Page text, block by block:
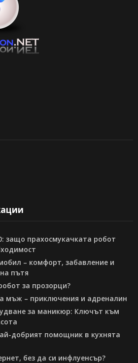
защо прахосмукачката робот
– комфорт, забавление и
пътя
за прозорци?
мъж – приключения и адреналин
за маникюр: Ключът към
добрият помощник в кухнята
без да си инфлуенсър?